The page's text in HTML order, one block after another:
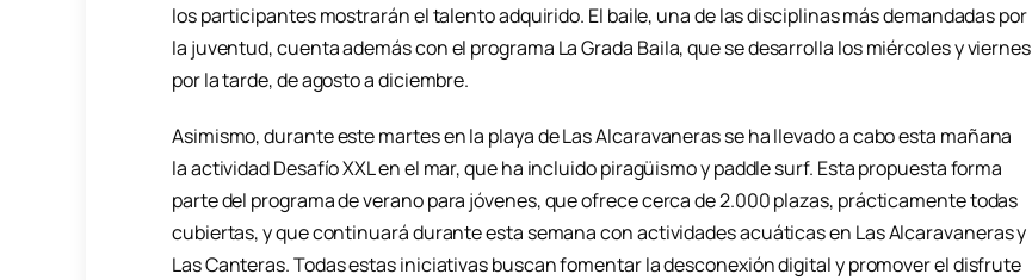
los participantes mostrarán el talento adquirido. El baile, una de las disciplinas más demandadas por
la juventud, cuenta además con el programa La Grada Baila, que se desarrolla los miércoles y viernes
por la tarde, de agosto a diciembre.
Asimismo, durante este martes en la playa de Las Alcaravaneras se ha llevado a cabo esta mañana
la actividad Desafío XXL en el mar, que ha incluido piragüismo y paddle surf. Esta propuesta forma
parte del programa de verano para jóvenes, que ofrece cerca de 2.000 plazas, prácticamente todas
cubiertas, y que continuará durante esta semana con actividades acuáticas en Las Alcaravaneras y
Las Canteras. Todas estas iniciativas buscan fomentar la desconexión digital y promover el disfrute